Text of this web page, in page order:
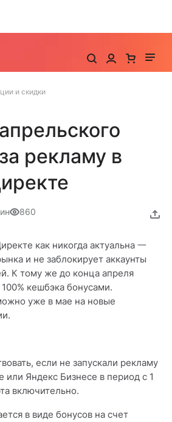
и скидки
рекламу в
860
как никогда актуальна 一
и не заблокирует аккаунты
К тому же до конца апреля
кешбэка бонусами.
уже в мае на новые
если не запускали рекламу
или Яндекс Бизнесе в период с 1
включительно.
в виде бонусов на счет